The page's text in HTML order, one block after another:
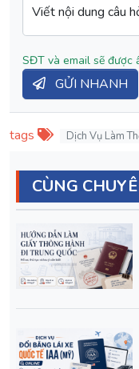
Viết nội dung câu
SĐT và email sẽ được
GỬI NHANH
tags Dịch Vụ Làm
CÙNG